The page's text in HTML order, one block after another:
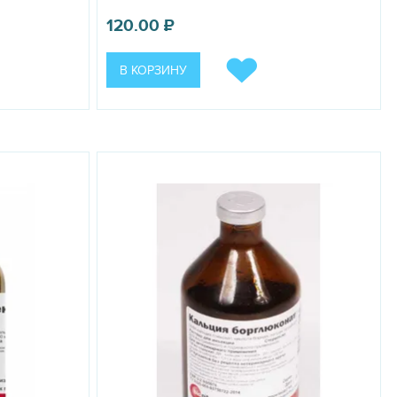
не вернется в нормальное состояние и затем
с другими продуктами.
120.00₽
В КОРЗИНУ